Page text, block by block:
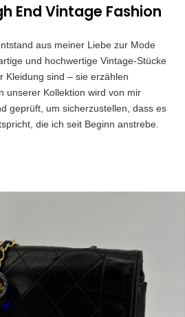
End Vintage Fashion
aus meiner Liebe zur Mode
und hochwertige Vintage-Stücke
Kleidung sind – sie erzählen
unserer Kollektion wird von mir
geprüft, um sicherzustellen, dass es
die ich seit Beginn anstrebe.